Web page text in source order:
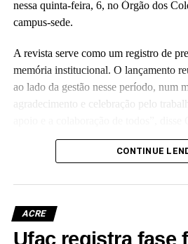
nessa quinta-feira, 6, no Órgão dos
campus-sede.
A revista serve como um registro de
memória institucional. O lançamento
ao lado da gestão nesse período, num
agradecimento e celebração pelo
(Camila Barbosa, estagiária Ascom/
CONTINUE
ACRE
Ufac registra fase